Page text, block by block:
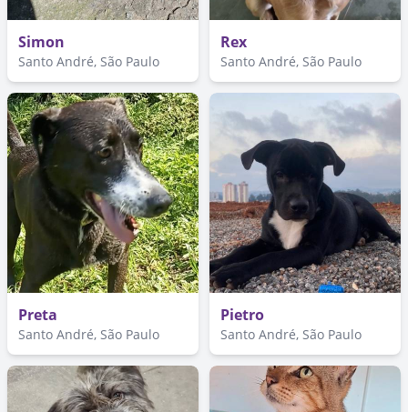
Simon
Santo André, São Paulo
Rex
Santo André, São Paulo
Preta
Santo André, São Paulo
Pietro
Santo André, São Paulo